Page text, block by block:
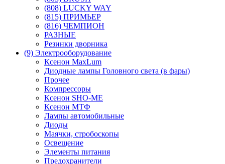
(808) LUCKY WAY
(815) ПРИМЬЕР
(816) ЧЕМПИОН
РАЗНЫЕ
Резинки дворника
(9) Электрооборудование
Ксенон MaxLum
Диодные лампы Головного света (в фары)
Прочее
Компрессоры
Ксенон SHO-ME
Ксенон МТФ
Лампы автомобильные
Диоды
Маячки, стробоскопы
Освещение
Элементы питания
Предохранители